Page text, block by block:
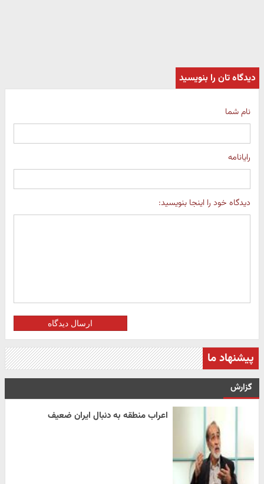
دیدگاه تان را بنویسید
نام شما
رایانامه
دیدگاه خود را اینجا بنویسید:
ارسال دیدگاه
پیشنهاد ما
گزارش
اعراب منطقه به دنبال ایران ضعیف